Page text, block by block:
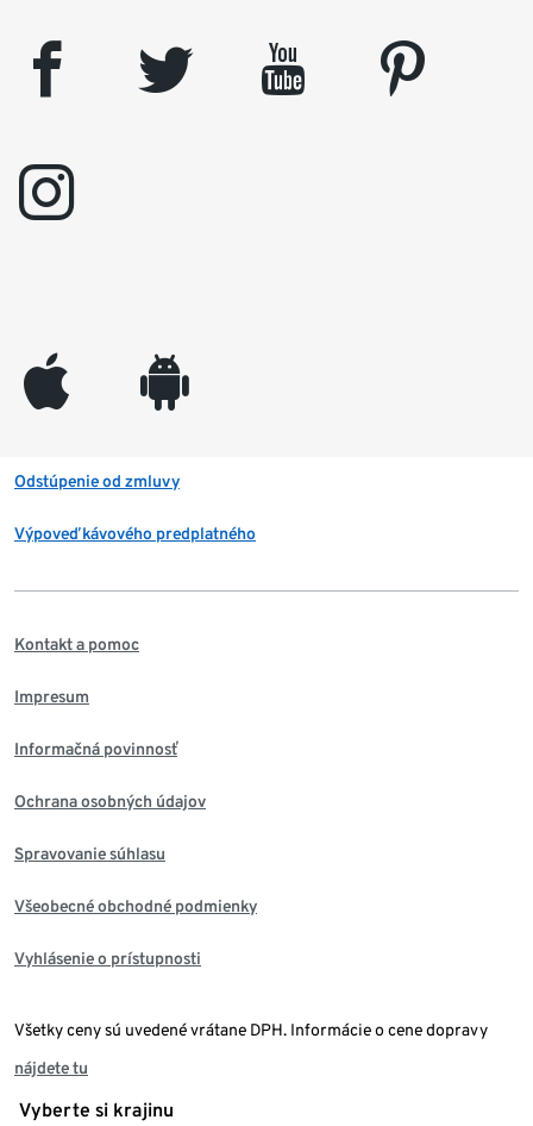
facebook twitter youtube
pinterest
instagram
appleinc android
Odstúpenie od zmluvy
Výpoveď kávového predplatného
Kontakt a pomoc
Impresum
Informačná povinnosť
Ochrana osobných údajov
Spravovanie súhlasu
Všeobecné obchodné podmienky
Vyhlásenie o prístupnosti
Všetky ceny sú uvedené vrátane DPH. Informácie o cene dopravy
nájdete tu
Vyberte si krajinu